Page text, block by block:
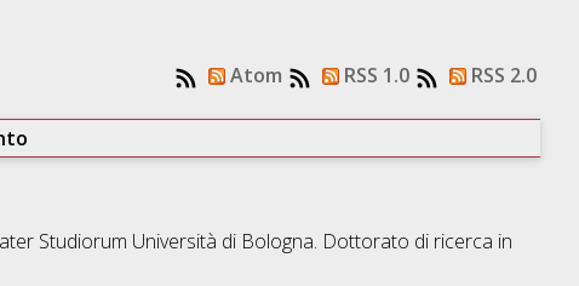
Atom RSS 1.0 RSS 2.0
Studiorum Università di Bologna. Dottorato di ricerca in